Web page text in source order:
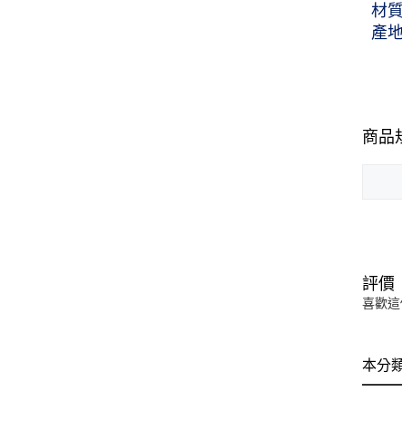
材
產
商品
評價
喜歡
本分